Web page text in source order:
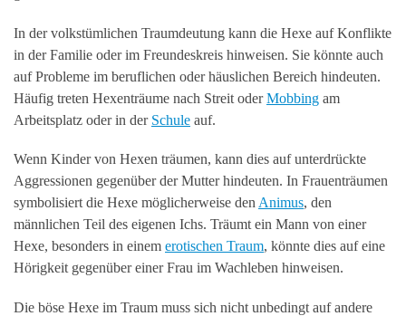
In der volkstümlichen Traumdeutung kann die Hexe auf Konflikte
in der Familie oder im Freundeskreis hinweisen. Sie könnte auch
auf Probleme im beruflichen oder häuslichen Bereich hindeuten.
Häufig treten Hexenträume nach Streit oderMobbing am
Arbeitsplatz oder in der Schule auf.
Wenn Kinder von Hexen träumen, kann dies auf unterdrückte
Aggressionen gegenüber der Mutter hindeuten. In Frauenträumen
symbolisiert die Hexe möglicherweise den Animus, den
männlichen Teil des eigenen Ichs. Träumt ein Mann von einer
Hexe, besonders in einem erotischen Traum, könnte dies auf eine
Hörigkeit gegenüber einer Frau im Wachleben hinweisen.
Die böse Hexe im Traum muss sich nicht unbedingt auf andere